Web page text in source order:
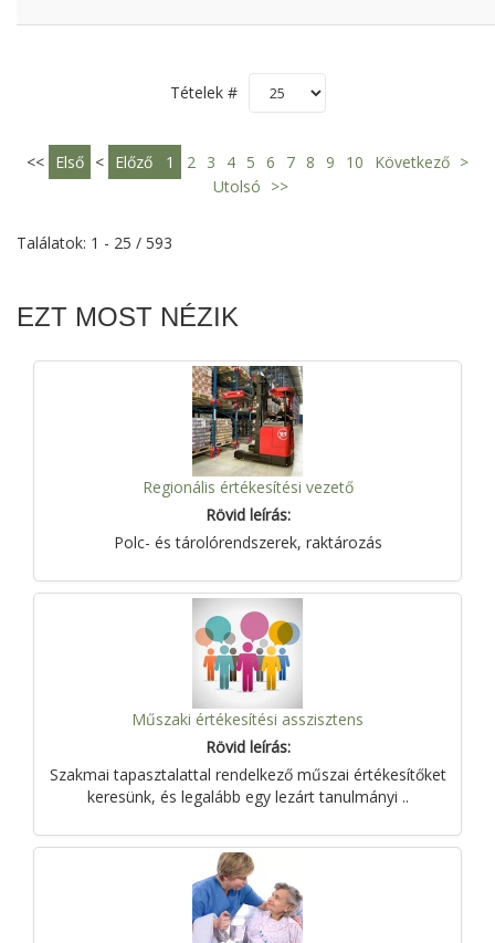
Tételek #
<< Első < Előző 1 2 3 4 5 6 7 8 9 10 Következő >
Utolsó >>
Találatok: 1 - 25 / 593
EZT MOST NÉZIK
Regionális értékesítési vezető
Rövid leírás:
Polc- és tárolórendszerek, raktározás
Műszaki értékesítési asszisztens
Rövid leírás:
Szakmai tapasztalattal rendelkező műszai értékesítőket
keresünk, és legalább egy lezárt tanulmányi ..